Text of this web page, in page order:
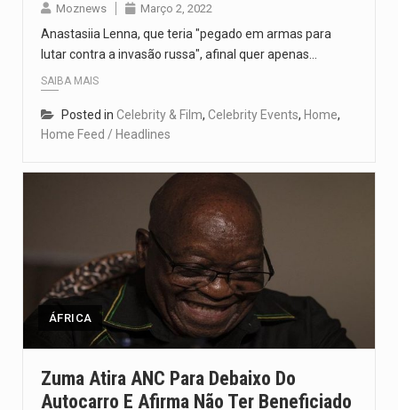
Moznews Março 2, 2022
Anastasiia Lenna, que teria "pegado em armas para
lutar contra a invasão russa", afinal quer apenas…
SAIBA MAIS
Posted in Celebrity & Film, Celebrity Events, Home,
Home Feed / Headlines
ÁFRICA
Zuma Atira ANC Para Debaixo Do
Autocarro E Afirma Não Ter Beneficiado